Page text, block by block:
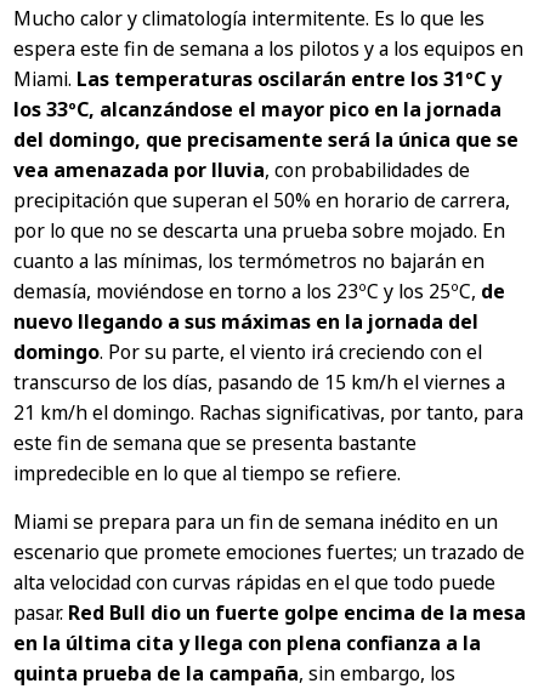
Mucho calor y climatología intermitente. Es lo que les
espera este fin de semana a los pilotos y a los equipos en
Miami. Las temperaturas oscilarán entre los 31ºC y
los 33ºC, alcanzándose el mayor pico en la jornada
del domingo, que precisamente será la única que se
vea amenazada por lluvia, con probabilidades de
precipitación que superan el 50% en horario de carrera,
por lo que no se descarta una prueba sobre mojado. En
cuanto a las mínimas, los termómetros no bajarán en
demasía, moviéndose en torno a los 23ºC y los 25ºC, de
nuevo llegando a sus máximas en la jornada del
domingo. Por su parte, el viento irá creciendo con el
transcurso de los días, pasando de 15 km/h el viernes a
21 km/h el domingo. Rachas significativas, por tanto, para
este fin de semana que se presenta bastante
impredecible en lo que al tiempo se refiere.
Miami se prepara para un fin de semana inédito en un
escenario que promete emociones fuertes; un trazado de
alta velocidad con curvas rápidas en el que todo puede
pasar. Red Bull dio un fuerte golpe encima de la mesa
en la última cita y llega con plena confianza a la
quinta prueba de la campaña, sin embargo, los